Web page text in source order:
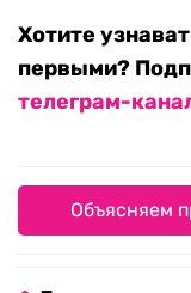
Хотите
первыми?
телеграм-
Объясняем